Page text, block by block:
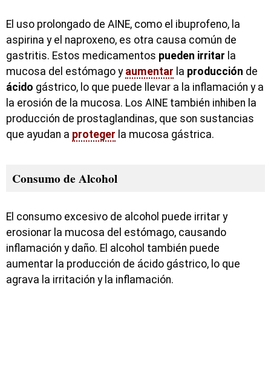
El uso prolongado de AINE, como el ibuprofeno, la
aspirina y el naproxeno, es otra causa común de
gastritis. Estos medicamentos pueden irritar la
mucosa del estómago y aumentar la producción de
ácido gástrico, lo que puede llevar a la inflamación y a
la erosión de la mucosa. Los AINE también inhiben la
producción de prostaglandinas, que son sustancias
que ayudan a proteger la mucosa gástrica.
Consumo de Alcohol
El consumo excesivo de alcohol puede irritar y
erosionar la mucosa del estómago, causando
inflamación y daño. El alcohol también puede
aumentar la producción de ácido gástrico, lo que
agrava la irritación y la inflamación.